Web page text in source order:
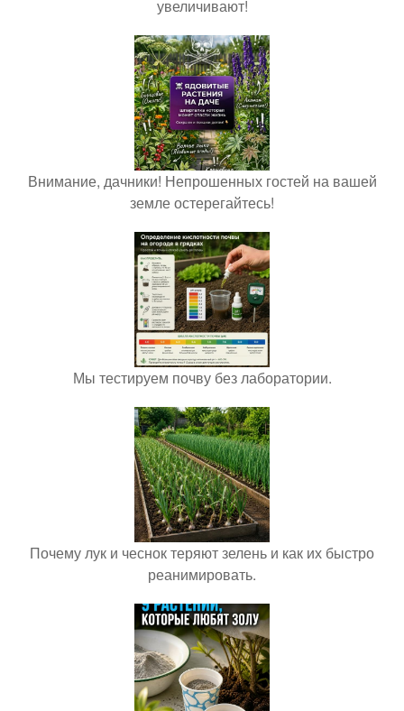
увеличивают!
Внимание, дачники! Непрошенных гостей на вашей
земле остерегайтесь!
Мы тестируем почву без лаборатории.
Почему лук и чеснок теряют зелень и как их быстро
реанимировать.